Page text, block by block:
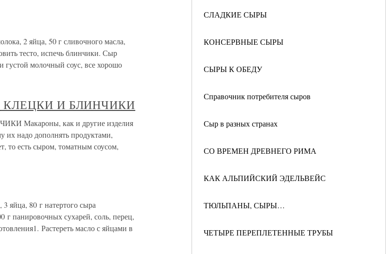
СЛАДКИЕ СЫРЫ
КОНСЕРВНЫЕ СЫРЫ
СЫРЫ К ОБЕДУ
Справочник потребителя сыров
Сыр в разных странах
СО ВРЕМЕН ДРЕВНЕГО РИМА
КАК АЛЬПИЙСКИЙ ЭДЕЛЬВЕЙС
ТЮЛЬПАНЫ, СЫРЫ…
ЧЕТЫРЕ ПЕРЕПЛЕТЕННЫЕ ТРУБЫ
2 яйца, 50 г сливочного масла,
тесто, испечь блинчики. Сыр
густой молочный соус, все хорошо
КЛЕЦКИ И БЛИНЧИКИ
Макароны, как и другие изделия
их надо дополнять продуктами,
то есть сыром, томатным соусом,
яйца, 80 г натертого сыра
г панировочных сухарей, соль, перец,
Растереть масло с яйцами в